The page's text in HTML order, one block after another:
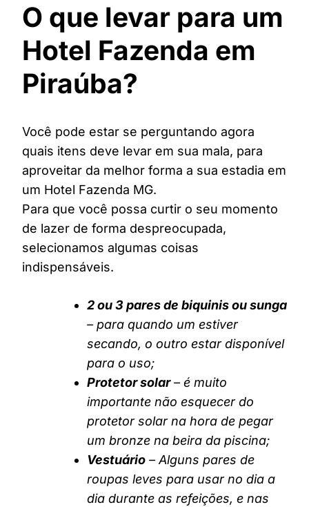
O que levar para um
Hotel Fazenda em
Piraúba?
Você pode estar se perguntando agora
quais itens deve levar em sua mala, para
aproveitar da melhor forma a sua estadia em
um Hotel Fazenda MG.
Para que você possa curtir o seu momento
de lazer de forma despreocupada,
selecionamos algumas coisas
indispensáveis.
2 ou 3 pares de biquinis ou sunga
– para quando um estiver
secando, o outro estar disponível
para o uso;
Protetor solar– é muito
importante não esquecer do
protetor solar na hora de pegar
um bronze na beira da piscina;
Vestuário – Alguns pares de
roupas leves para usar no dia a
dia durante as refeições, e nas